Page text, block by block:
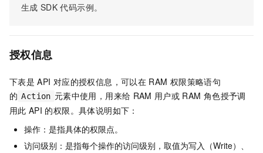
生成 SDK 代码示例。
授权信息
下表是 API 对应的授权信息，可以在 RAM 权限策略语句
的 Action 元素中使用，用来给 RAM 用户或 RAM 角色授予调
用此 API 的权限。具体说明如下：
操作：是指具体的权限点。
访问级别：是指每个操作的访问级别，取值为写入（Write）、